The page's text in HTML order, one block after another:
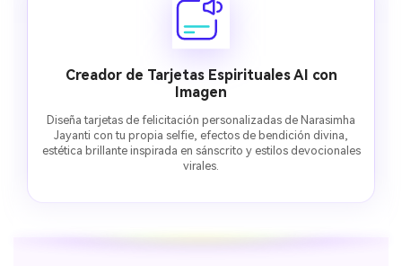
Creador de Tarjetas Espirituales AI con
Imagen
Diseña tarjetas de felicitación personalizadas de Narasimha
Jayanti con tu propia selfie, efectos de bendición divina,
estética brillante inspirada en sánscrito y estilos devocionales
virales.